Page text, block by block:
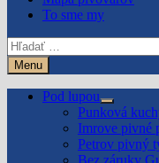
To sme my
Hľadať:
Menu
Pod lupou
Show
sub
menu
Punková
Imrove pivné
Petrov pivný
Bez záruky